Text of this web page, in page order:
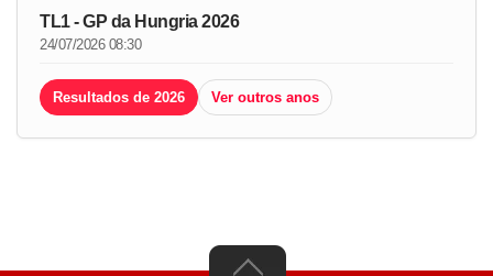
TL1 - GP da Hungria 2026
24/07/2026 08:30
Resultados de 2026 Ver outros anos